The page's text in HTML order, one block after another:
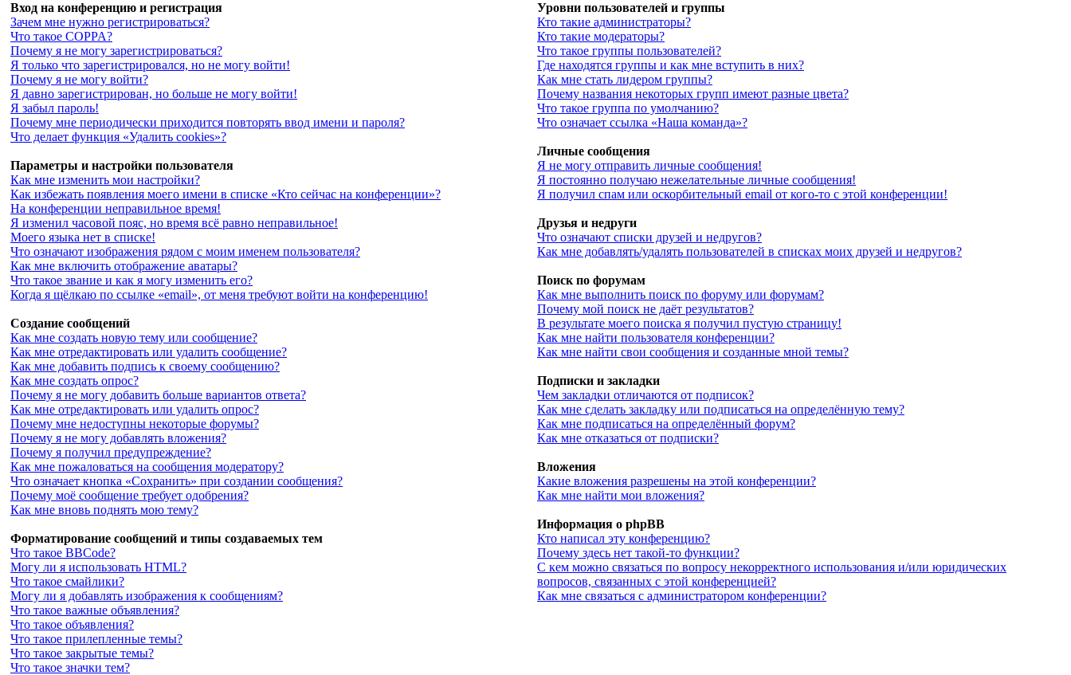
Вход на конференцию и регистрация
Зачем мне нужно регистрироваться?
Что такое COPPA?
Почему я не могу зарегистрироваться?
Я только что зарегистрировался, но не могу войти!
Почему я не могу войти?
Я давно зарегистрирован, но больше не могу войти!
Я забыл пароль!
Почему мне периодически приходится повторять ввод имени и пароля?
Что делает функция «Удалить cookies»?
Параметры и настройки пользователя
Как мне изменить мои настройки?
Как избежать появления моего имени в списке «Кто сейчас на конференции»?
На конференции неправильное время!
Я изменил часовой пояс, но время всё равно неправильное!
Моего языка нет в списке!
Что означают изображения рядом с моим именем пользователя?
Как мне включить отображение аватары?
Что такое звание и как я могу изменить его?
Когда я щёлкаю по ссылке «email», от меня требуют войти на конференцию!
Создание сообщений
Как мне создать новую тему или сообщение?
Как мне отредактировать или удалить сообщение?
Как мне добавить подпись к своему сообщению?
Как мне создать опрос?
Почему я не могу добавить больше вариантов ответа?
Как мне отредактировать или удалить опрос?
Почему мне недоступны некоторые форумы?
Почему я не могу добавлять вложения?
Почему я получил предупреждение?
Как мне пожаловаться на сообщения модератору?
Что означает кнопка «Сохранить» при создании сообщения?
Почему моё сообщение требует одобрения?
Как мне вновь поднять мою тему?
Форматирование сообщений и типы создаваемых тем
Что такое BBCode?
Могу ли я использовать HTML?
Что такое смайлики?
Могу ли я добавлять изображения к сообщениям?
Что такое важные объявления?
Что такое объявления?
Что такое прилепленные темы?
Что такое закрытые темы?
Что такое значки тем?
Уровни пользователей и группы
Кто такие администраторы?
Кто такие модераторы?
Что такое группы пользователей?
Где находятся группы и как мне вступить в них?
Как мне стать лидером группы?
Почему названия некоторых групп имеют разные цвета?
Что такое группа по умолчанию?
Что означает ссылка «Наша команда»?
Личные сообщения
Я не могу отправить личные сообщения!
Я постоянно получаю нежелательные личные сообщения!
Я получил спам или оскорбительный email от кого-то с этой конференции!
Друзья и недруги
Что означают списки друзей и недругов?
Как мне добавлять/удалять пользователей в списках моих друзей и недругов?
Поиск по форумам
Как мне выполнить поиск по форуму или форумам?
Почему мой поиск не даёт результатов?
В результате моего поиска я получил пустую страницу!
Как мне найти пользователя конференции?
Как мне найти свои сообщения и созданные мной темы?
Подписки и закладки
Чем закладки отличаются от подписок?
Как мне сделать закладку или подписаться на определённую тему?
Как мне подписаться на определённый форум?
Как мне отказаться от подписки?
Вложения
Какие вложения разрешены на этой конференции?
Как мне найти мои вложения?
Информация о phpBB
Кто написал эту конференцию?
Почему здесь нет такой-то функции?
С кем можно связаться по вопросу некорректного использования и/или юридических
вопросов, связанных с этой конференцией?
Как мне связаться с администратором конференции?